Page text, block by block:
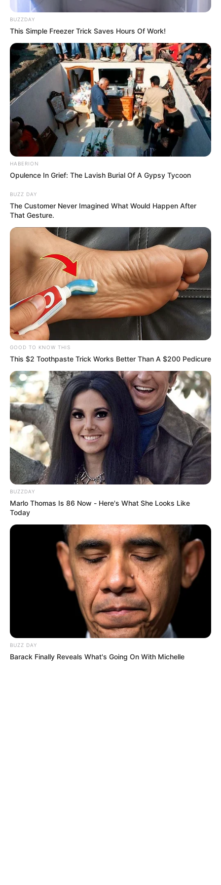
tratos y defendiendo a sus compañeras. O bien, se podría
inferir que aludió a esas muchas diferencias a los que se
renuncia por el mal trato.
COMPARTIR
ALERTA BOGOTÁ EN GOOGLE NEWS
TEMAS RELACIONADOS
OLÍMPICOS DE PARÍS
SELECCIÓN COLOMBIA FEMENINA
FÚTBOL FEMENINO
DEPORTES
MANTÉNGASE EN ALERTA
Tenemos todas las noticias que le
interesan. Para estar bien informado, por
favor, active las notificaciones de Alerta.
ACTIVAR AHORA
TEMAS DESTACADOS
EMERGENCIAS POR LLUVIAS
METRO DE MEDELLÍN
ELECCIONES PRESIDENCIALES
MARINILLA - ANTIOQUIA
EPM
YONDÓ - ANTIOQUIA
RIONEGRO
BUZZDAY
This Simple Freezer Trick Saves Hours Of Work!
HABERION
Opulence In Grief: The Lavish Burial Of A Gypsy Tycoon
BUZZ DAY
The Customer Never Imagined What Would Happen After
That Gesture.
GOOD TO KNOW THIS
This $2 Toothpaste Trick Works Better Than A $200 Pedicure
BUZZDAY
Marlo Thomas Is 86 Now - Here's What She Looks Like
Today
BUZZ DAY
Barack Finally Reveals What's Going On With Michelle